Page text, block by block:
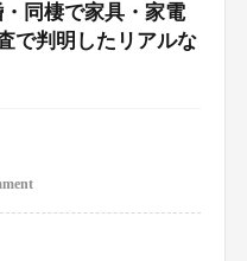
同棲で家具・家電
で判明したリアルな